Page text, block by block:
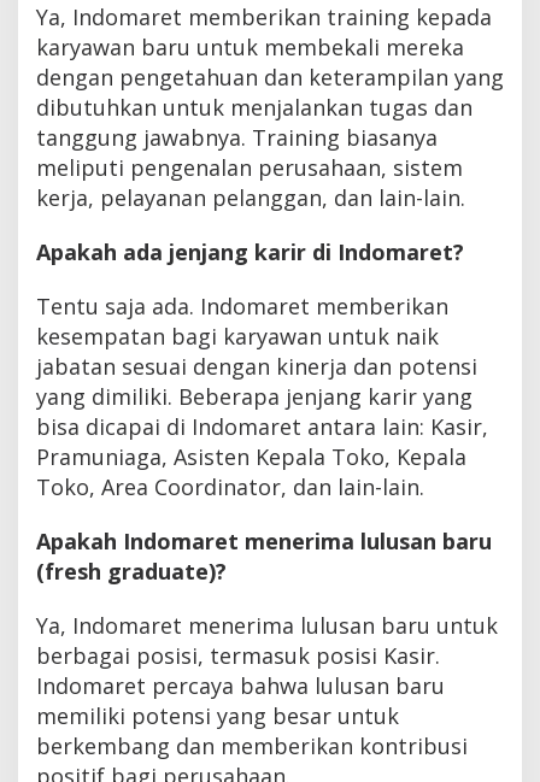
Ya, Indomaret memberikan training kepada
karyawan baru untuk membekali mereka
dengan pengetahuan dan keterampilan yang
dibutuhkan untuk menjalankan tugas dan
tanggung jawabnya. Training biasanya
meliputi pengenalan perusahaan, sistem
kerja, pelayanan pelanggan, dan lain-lain.
Apakah ada jenjang karir di Indomaret?
Tentu saja ada. Indomaret memberikan
kesempatan bagi karyawan untuk naik
jabatan sesuai dengan kinerja dan potensi
yang dimiliki. Beberapa jenjang karir yang
bisa dicapai di Indomaret antara lain: Kasir,
Pramuniaga, Asisten Kepala Toko, Kepala
Toko, Area Coordinator, dan lain-lain.
Apakah Indomaret menerima lulusan baru
(fresh graduate)?
Ya, Indomaret menerima lulusan baru untuk
berbagai posisi, termasuk posisi Kasir.
Indomaret percaya bahwa lulusan baru
memiliki potensi yang besar untuk
berkembang dan memberikan kontribusi
positif bagi perusahaan.